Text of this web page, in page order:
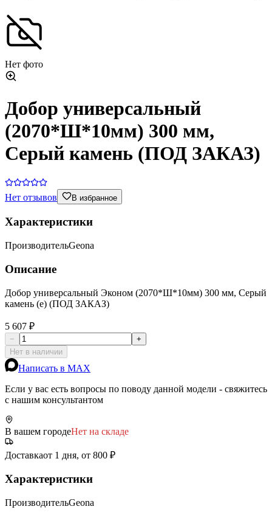
Нет фото
Добор универсальный
(2070*Ш*10мм) 300 мм,
Серый камень (ПОД ЗАКАЗ)
Нет отзывов В избранное
Характеристики
ПроизводительGeona
Описание
Добор универсальный Эконом (2070*Ш*10мм) 300 мм, Серый
камень (е) (ПОД ЗАКАЗ)
5 607 ₽
−
+
Нет в наличии
Написать в MAX
Если у вас есть вопросы по поводу данной модели - свяжитесь
с нашим консультантом
В вашем городеНет на складе
Доставкаот 1 дня, от 800 ₽
Характеристики
ПроизводительGeona